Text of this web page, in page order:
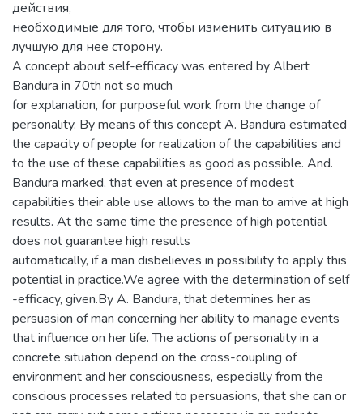
действия,
необходимые для того, чтобы изменить ситуацию в
лучшую для нее сторону.
A concept about self-efficacy was entered by Albert
Bandura in 70th not so much
for explanation, for purposeful work from the change of
personality. By means of this concept A. Bandura estimated
the capacity of people for realization of the capabilities and
to the use of these capabilities as good as possible. And.
Bandura marked, that even at presence of modest
capabilities their able use allows to the man to arrive at high
results. At the same time the presence of high potential
does not guarantee high results
automatically, if a man disbelieves in possibility to apply this
potential in practice.We agree with the determination of self
-efficacy, given.By A. Bandura, that determines her as
persuasion of man concerning her ability to manage events
that influence on her life. The actions of personality in a
concrete situation depend on the cross-coupling of
environment and her consciousness, especially from the
conscious processes related to persuasions, that she can or